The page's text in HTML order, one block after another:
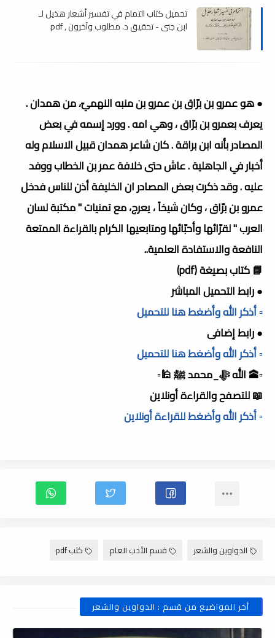
تحميل كتاب التمام في تفسير أشعار هذيل لـ
ابن جنى - تحقيق د. مطلوب وآخرون , pdf
● هو عمرو بن برّاق بن عمرو بن منبه النهميّ، من همدان .
يعرف بعمرو بن برّاق ، وهي امه . وورد إسمه في بعض
المصادر بأنه ابن براقة . كان شاعر همدان قبيل الاسلام وله
أخبار في الجاهلية . عاش حتى خلافة عمر بن الخطاب ووفد
عليه . وقد ذكرت بعض المصادر ان الخليفة أذن للناس فدخل
عمرو بن برّاق ، وكان شيخاً ، يعرج، مع تمنيات " مكتبة لسان
العرب " لقرّائها وأحبّائها ومتابعيها الكرام بالقراءة الممتعة
النافعة والاستفادة العلمية..
📘 كتاب بصيغة (pdf)
● رابط التحميل المباشر
▫️ أذكر الله وأضغط هنا للتحميل
● رابط إضافى
▫️ أذكر الله وأضغط هنا للتحميل
▫️🕋 الله ﷻ_محمد ﷺ 🕌▫️
📖 للتصفح والقراءة أونلاين
▫️ أذكر الله وأضغط للقراءة أونلاين
الدواوين والشعر قسم الأدب العام كتب pdf
أخر المواضيع من قسم : الدواوين والشعر